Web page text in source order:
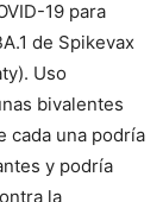
19 para
de Spikevax
Uso
bivalentes
cada una podría
y podría
la